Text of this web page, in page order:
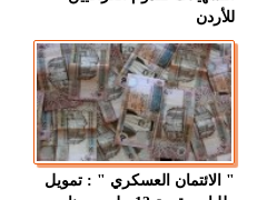
للأردن
" الائتمان العسكري " : تمويل